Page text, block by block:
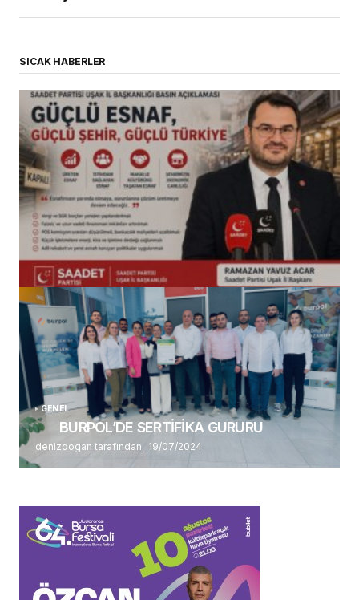
SICAK HABERLER
(başlıksız)
Alaattin Karahan tarafından 14/07/2026
GENEL
BURPOL’DE SERTİFİKA GURURU
denizdogan tarafından 19/07/2024